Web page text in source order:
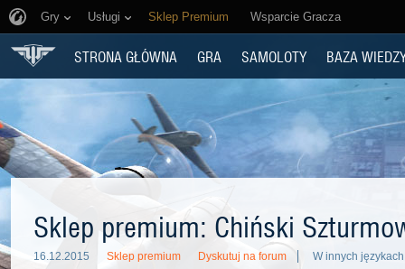
Gry Usługi Sklep Premium Wsparcie Gracza
STRONA GŁÓWNA GRA SAMOLOTY BAZA
Sklep premium: Chiński
16.12.2015 Sklep premium Dyskutuj na forum W innych